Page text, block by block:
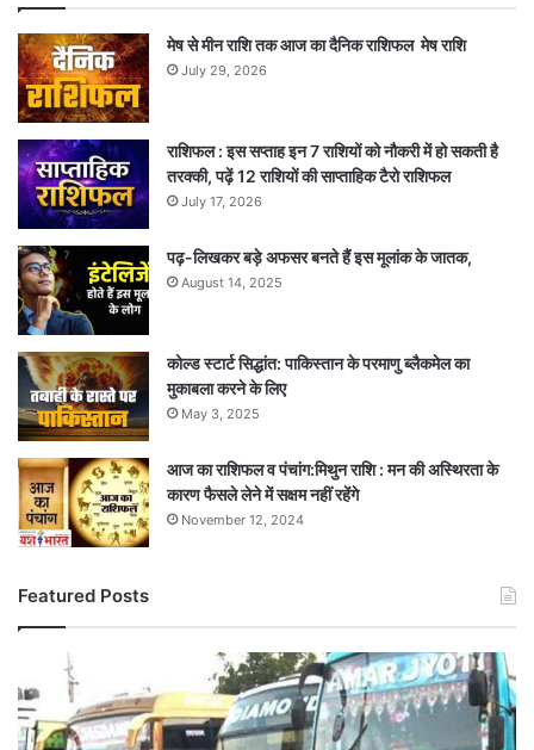
मेष से मीन राशि तक आज का दैनिक राशिफल मेष राशि
July 29, 2026
राशिफल : इस सप्ताह इन 7 राशियों को नौकरी में हो सकती है
तरक्की, पढ़ें 12 राशियों की साप्ताहिक टैरो राशिफल
July 17, 2026
पढ़-लिखकर बड़े अफसर बनते हैं इस मूलांक के जातक,
August 14, 2025
कोल्ड स्टार्ट सिद्धांत: पाकिस्तान के परमाणु ब्लैकमेल का
मुकाबला करने के लिए
May 3, 2025
आज का राशिफल व पंचांग:मिथुन राशि : मन की अस्थिरता के
कारण फैसले लेने में सक्षम नहीं रहेंगे
November 12, 2024
Featured Posts
प्रदेश
में
बस